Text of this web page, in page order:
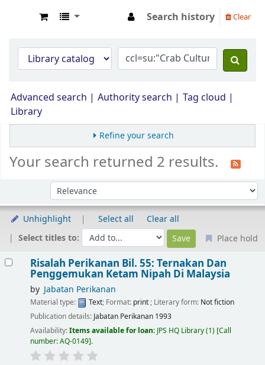
Search history Clear
Advanced search Authority search
Tag cloud
Library
Refine your search
Your search returned 2 results.
Sort by:
Unhighlight Select all
Clear all
Select titles to:
Place hold
Risalah Perikanan Bil. 55: Ternakan Dan
Penggemukan Ketam Nipah Di Malaysia
by Jabatan Perikanan
Material type: Text; Format: print; Literary form: Not fiction
Publication details: Jabatan Perikanan 1993
Availability:Items available for loan: JPS HQ Library(1) Call
number:AQ-0149 .